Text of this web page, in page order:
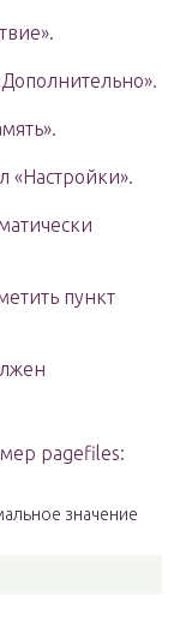
«Настройки».
пункт
pagefiles:
значение